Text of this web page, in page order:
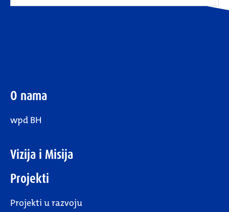
O nama
wpd BH
Vizija i Misija
Projekti
Projekti u razvoju